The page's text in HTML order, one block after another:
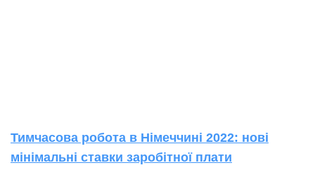
Тимчасова робота в Німеччині 2022: нові
мінімальні ставки заробітної плати